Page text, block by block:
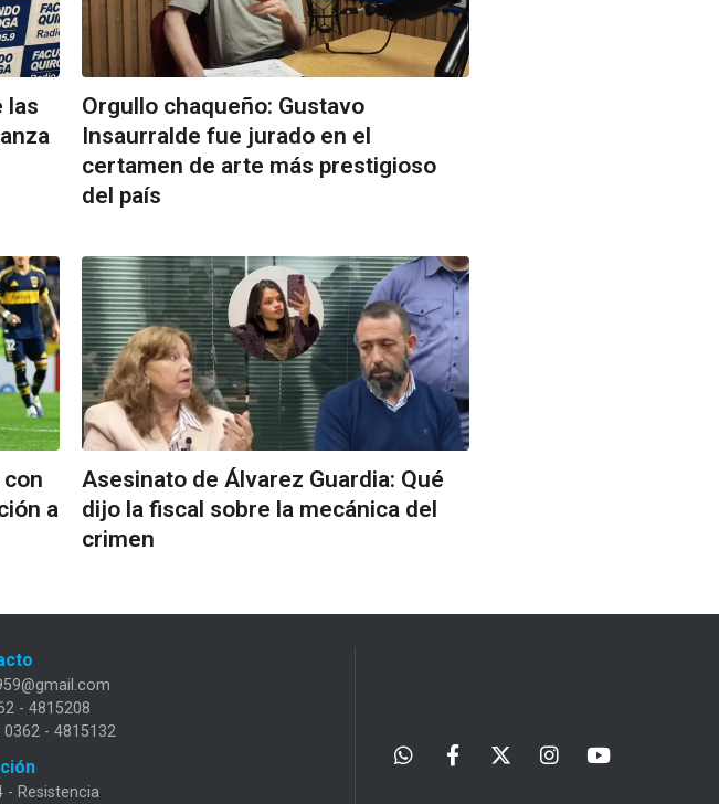
las
Orgullo chaqueño: Gustavo
Insaurralde fue jurado en el
certamen de arte más prestigioso
del país
con
a
Asesinato de Álvarez Guardia: Qué
dijo la fiscal sobre la mecánica del
crimen
- 4815208
0362 - 4815132
- Resistencia